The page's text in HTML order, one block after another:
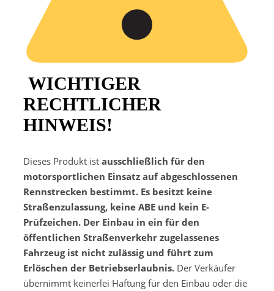
WICHTIGER
RECHTLICHER
HINWEIS!
Dieses Produkt ist ausschließlich für den
motorsportlichen Einsatz auf abgeschlossenen
Rennstrecken bestimmt. Es besitzt keine
Straßenzulassung, keine ABE und kein E-
Prüfzeichen. Der Einbau in ein für den
öffentlichen Straßenverkehr zugelassenes
Fahrzeug ist nicht zulässig und führt zum
Erlöschen der Betriebserlaubnis. Der Verkäufer
übernimmt keinerlei Haftung für den Einbau oder die